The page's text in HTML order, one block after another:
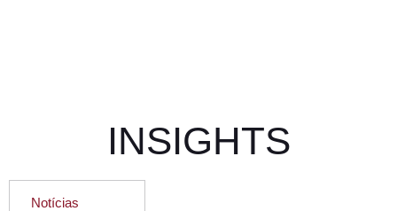
INSIGHTS
Notícias